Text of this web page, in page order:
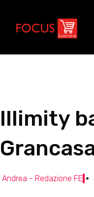
Illimity
Andrea - Redazione FE